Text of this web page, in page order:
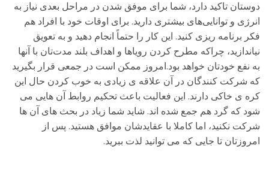
دوستان تاکید دارد، شما برای موفق شدن در مراحل بعدی نیاز به
انرژی و توانایی‌های بیشتری دارید. برای اوقات خود با افراد هم
فکر برنامه ریزی کنید. این کار را حتماً انجام دهید و به تعویق
نیاندازید، چراکه مطرح کردن رویاها و اهداف بلند مدت‌تان با آنها
به نفع خودتان خواهد بود.امروز ممکن است در جمعی قرار بگیرید
که شرکت کنندگان در آن علاقه ی زیادی به خوب کردن حال این
کره ی خاکی دارند. این فعالیت باعث تحکیم روابط آن هایی می
شود که گرد هم جمع شده اند. شاید شما زیاد در بحث های آن ها
شرکت نکنید، اما کاملا با عقایدشان موافق هستید. پس از
امروزتان تا جایی که می توانید لذت ببرید.